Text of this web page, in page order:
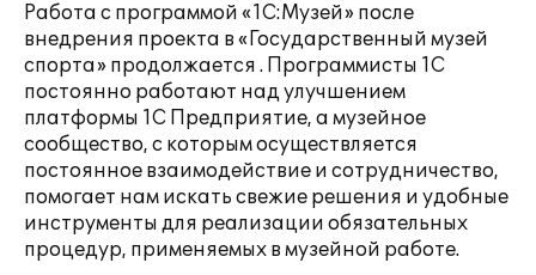
Работа с программой «1С:Музей» после
внедрения проекта в «Государственный музей
спорта» продолжается . Программисты 1С
постоянно работают над улучшением
платформы 1С Предприятие, а музейное
сообщество, с которым осуществляется
постоянное взаимодействие и сотрудничество,
помогает нам искать свежие решения и удобные
инструменты для реализации обязательных
процедур, применяемых в музейной работе.